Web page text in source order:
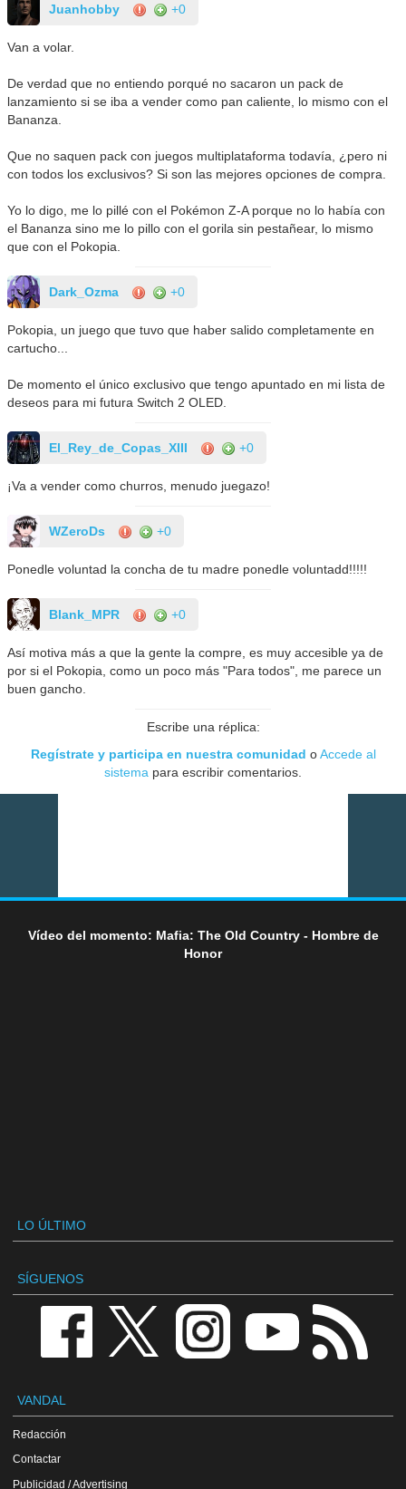
Juanhobby +0
Van a volar.
De verdad que no entiendo porqué no sacaron un pack de
lanzamiento si se iba a vender como pan caliente, lo mismo con el
Bananza.
Que no saquen pack con juegos multiplataforma todavía, ¿pero ni
con todos los exclusivos? Si son las mejores opciones de compra.
Yo lo digo, me lo pillé con el Pokémon Z-A porque no lo había con
el Bananza sino me lo pillo con el gorila sin pestañear, lo mismo
que con el Pokopia.
Dark_Ozma +0
Pokopia, un juego que tuvo que haber salido completamente en
cartucho...
De momento el único exclusivo que tengo apuntado en mi lista de
deseos para mi futura Switch 2 OLED.
El_Rey_de_Copas_XIII +0
¡Va a vender como churros, menudo juegazo!
WZeroDs +0
Ponedle voluntad la concha de tu madre ponedle voluntadd!!!!!
Blank_MPR +0
Así motiva más a que la gente la compre, es muy accesible ya de
por si el Pokopia, como un poco más "Para todos", me parece un
buen gancho.
Escribe una réplica:
Regístrate y participa en nuestra comunidad oAccede al
sistema para escribir comentarios.
Vídeo del momento: Mafia: The Old Country - Hombre de
Honor
LO ÚLTIMO
SÍGUENOS
VANDAL
Redacción
Contactar
Publicidad / Advertising